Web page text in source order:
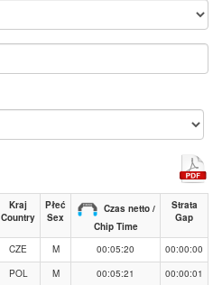
Kraj
Country
Płeć
Sex
Czas netto /
Chip Time
Strata
Gap
CZE M 00:05:20
00:00:00
POL M 00:05:21
00:00:01